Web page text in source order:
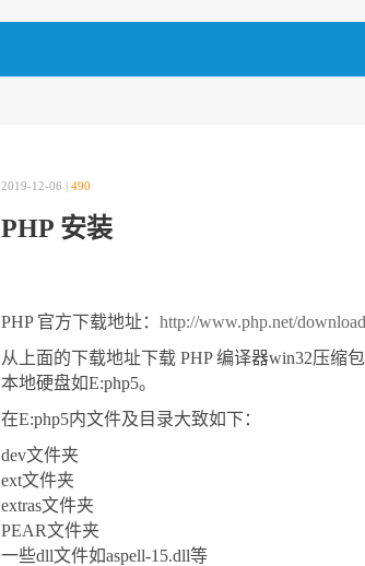
2019-12-06 | 490
PHP 安装
PHP 官方下载地址： http://www.php.net/
从上面的下载地址下载 PHP 编译器win32压缩
本地硬盘如E:php5。
在E:php5内文件及目录大致如下：
dev文件夹
ext文件夹
extras文件夹
PEAR文件夹
一些dll文件如aspell-15.dll等